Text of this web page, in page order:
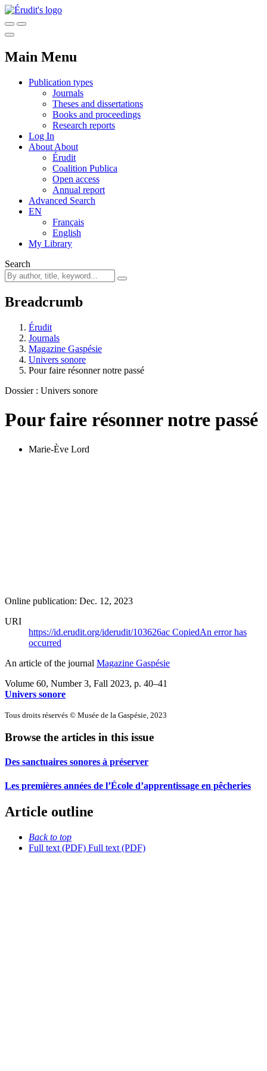
Main Menu
Publication types
Journals
Theses and dissertations
Books and proceedings
Research reports
Log In
About About
Érudit
Coalition Publica
Open access
Annual report
Advanced Search
EN
Français
English
My Library
Search
Breadcrumb
Érudit
Journals
Magazine Gaspésie
Univers sonore
Pour faire résonner notre passé
Dossier : Univers sonore
Pour faire résonner notre passé
Marie-Ève Lord
Online publication: Dec. 12, 2023
URI
https://id.erudit.org/iderudit/103626ac CopiedAn error has
occurred
An article of the journal Magazine Gaspésie
Volume 60, Number 3, Fall 2023, p. 40–41
Univers sonore
Tous droits réservés © Musée de la Gaspésie, 2023
Browse the articles in this issue
Des sanctuaires sonores à préserver
Les premières années de l’École d’apprentissage en pêcheries
Article outline
Back to top
Full text (PDF) Full text (PDF)